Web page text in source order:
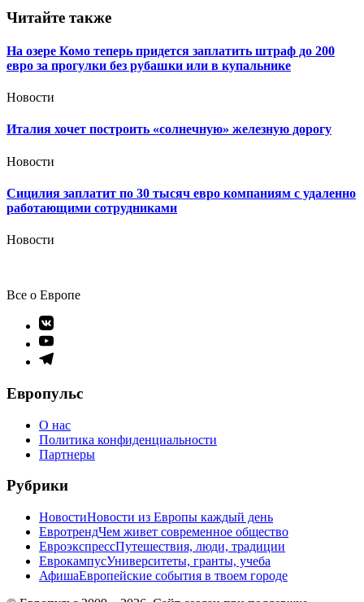
Читайте также
На озере Комо теперь придется заплатить штраф до 200
евро за прогулки без рубашки или в купальнике
Новости
Италия хочет построить «солнечную» железную дорогу
Новости
Сицилия заплатит по 30 тысяч евро компаниям с удаленно
работающими сотрудниками
Новости
Все о Европе
Элемент
меню
Элемент
меню
Элемент
Европульс
О нас
Политика конфиденциальности
Партнеры
Рубрики
НовостиНовости из Европы каждый день
ЕвротрендЧем живет современное общество
ЕвроэкспрессПутешествия, люди, традиции
ЕврокампусУниверситеты, гранты, учеба
АфишаЕвропейские события в твоем городе